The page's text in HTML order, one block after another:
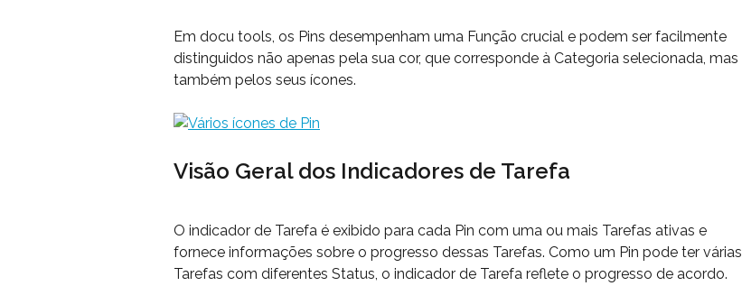
Em docu tools, os Pins desempenham uma Função crucial e podem ser facilmente
distinguidos não apenas pela sua cor, que corresponde à Categoria selecionada, mas
também pelos seus ícones.
Visão Geral dos Indicadores de Tarefa
O indicador de Tarefa é exibido para cada Pin com uma ou mais Tarefas ativas e
fornece informações sobre o progresso dessas Tarefas. Como um Pin pode ter várias
Tarefas com diferentes Status, o indicador de Tarefa reflete o progresso de acordo.